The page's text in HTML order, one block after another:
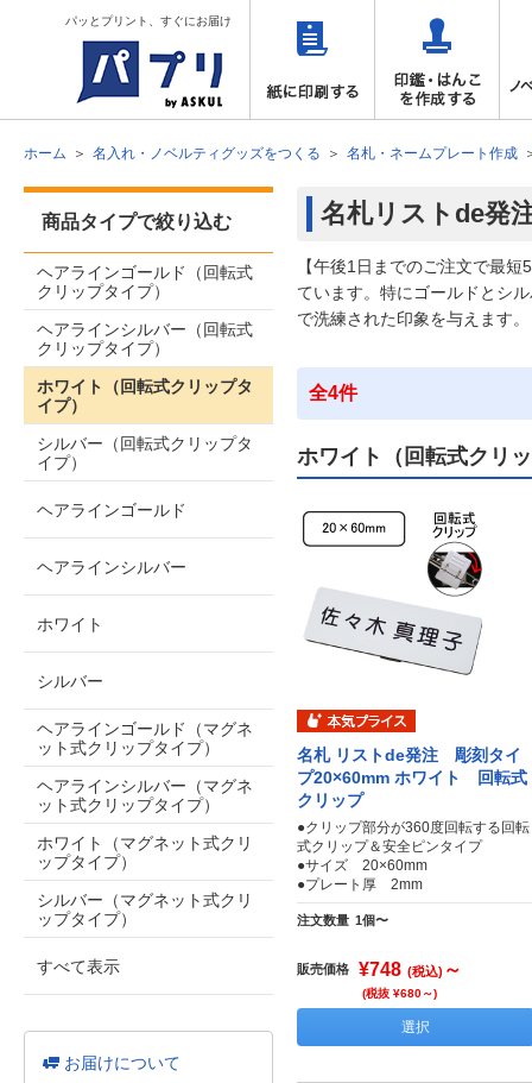
パッとプリント、すぐにお届け
ホーム 名入れ・ノベルティグッズをつくる 名札・ネームプレート作成
名札リストde発
【午後1日までのご注文で最
ています。特にゴールドとシ
で洗練された印象を与えます。
全4件
ホワイト（回転式クリ
名札 リストde発注 彫刻タイ
プ20×60mm ホワイト 回転式
クリップ
●クリップ部分が360度回転する回転
式クリップ＆安全ピンタイプ
●サイズ 20×60mm
●プレート厚 2mm
注文数量 1個〜
販売価格 ¥748 (税込) ～
(税抜 ¥680～)
選択
商品タイプで絞り込む
ヘアラインゴールド（回転式
クリップタイプ）
ヘアラインシルバー（回転式
クリップタイプ）
ホワイト（回転式クリップタ
イプ）
シルバー（回転式クリップタ
イプ）
ヘアラインゴールド
ヘアラインシルバー
ホワイト
シルバー
ヘアラインゴールド（マグネ
ット式クリップタイプ）
ヘアラインシルバー（マグネ
ット式クリップタイプ）
ホワイト（マグネット式クリ
ップタイプ）
シルバー（マグネット式クリ
ップタイプ）
すべて表示
お届けについて